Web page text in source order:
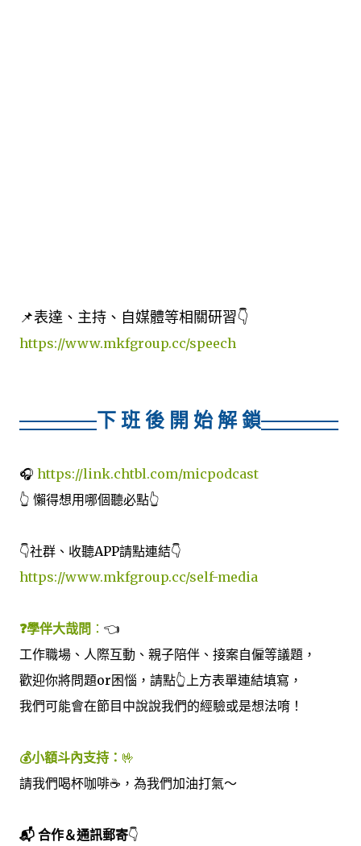
📌表達、主持、自媒體等相關研習👇
https://www.mkfgroup.cc/speech
下 班 後 開 始 解 鎖
🎧 https://link.chtbl.com/micpodcast
👆 懶得想用哪個聽必點👆
👇社群、收聽APP請點連結👇
https://www.mkfgroup.cc/self-media
❓學伴大哉問 ： 👈
工作職場、人際互動、親子陪伴、接案自僱等議題，
歡迎你將問題or困惱，請點👆上方表單連結填寫，
我們可能會在節目中說說我們的經驗或是想法唷！
💰小額斗內支持： 🤟
請我們喝杯咖啡☕️，為我們加油打氣～
📬 合作＆通訊郵寄👇